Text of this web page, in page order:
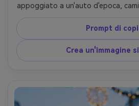
appoggiato a un'auto d'epoca,
da sole da aviatore,
montagne, sole duro ammorbidito
riflettore, Canon R5, obiettivo
f/5.6, ritratto ravvicinato a
dell'orizzonte, grado filmico caldo,
Prompt di
Crea un'immagine